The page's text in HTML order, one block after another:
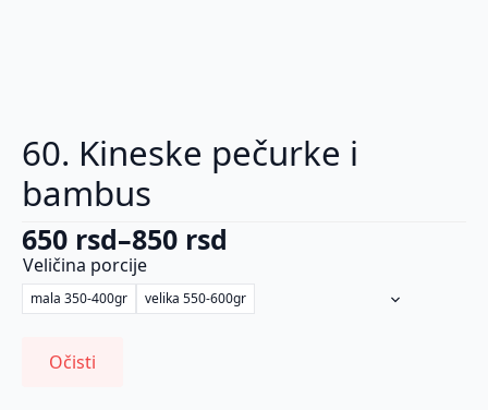
60. Kineske pečurke i
bambus
650 rsd–850 rsd
Raspon
cena:
od
650 rsd
Veličina porcije
mala 350-400gr velika 550-600gr
Očisti